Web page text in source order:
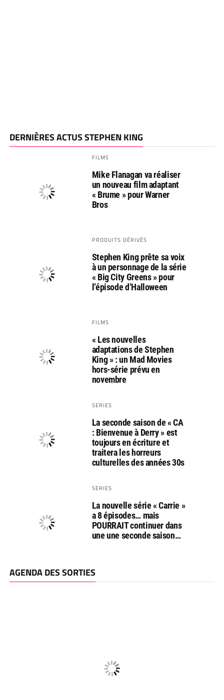
DERNIÈRES ACTUS STEPHEN KING
FILMS
Mike Flanagan va réaliser
un nouveau film adaptant
« Brume » pour Warner
Bros
PRODUITS DÉRIVÉS
Stephen King prête sa voix
à un personnage de la série
« Big City Greens » pour
l’épisode d’Halloween
FILMS
« Les nouvelles
adaptations de Stephen
King » : un Mad Movies
hors-série prévu en
novembre
SERIES
La seconde saison de « CA
: Bienvenue à Derry » est
toujours en écriture et
traitera les horreurs
culturelles des années 30s
SERIES
La nouvelle série « Carrie »
a 8 épisodes… mais
POURRAIT continuer dans
une une seconde saison…
AGENDA DES SORTIES